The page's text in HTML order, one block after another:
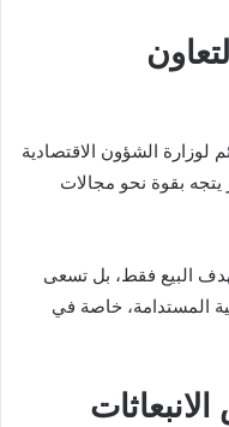
لوزارة الشؤون الاقتصادية
يتجه بقوة نحو مجالات
البيع فقط، بل تسعى
المستدامة، خاصة في